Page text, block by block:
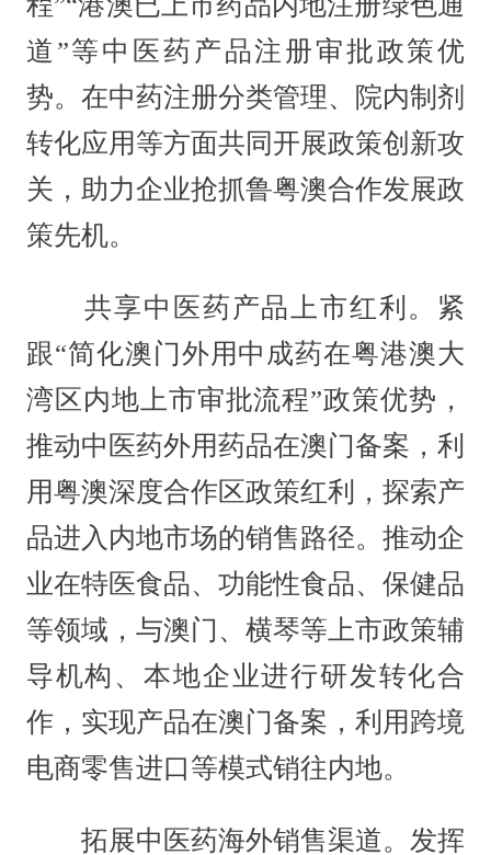
道”等中医药产品注册审批政策优
势。在中药注册分类管理、院内制剂
转化应用等方面共同开展政策创新攻
关，助力企业抢抓鲁粤澳合作发展政
策先机。
共享中医药产品上市红利。紧
跟“简化澳门外用中成药在粤港澳大
湾区内地上市审批流程”政策优势，
推动中医药外用药品在澳门备案，利
用粤澳深度合作区政策红利，探索产
品进入内地市场的销售路径。推动企
业在特医食品、功能性食品、保健品
等领域，与澳门、横琴等上市政策辅
导机构、本地企业进行研发转化合
作，实现产品在澳门备案，利用跨境
电商零售进口等模式销往内地。
拓展中医药海外销售渠道。发挥